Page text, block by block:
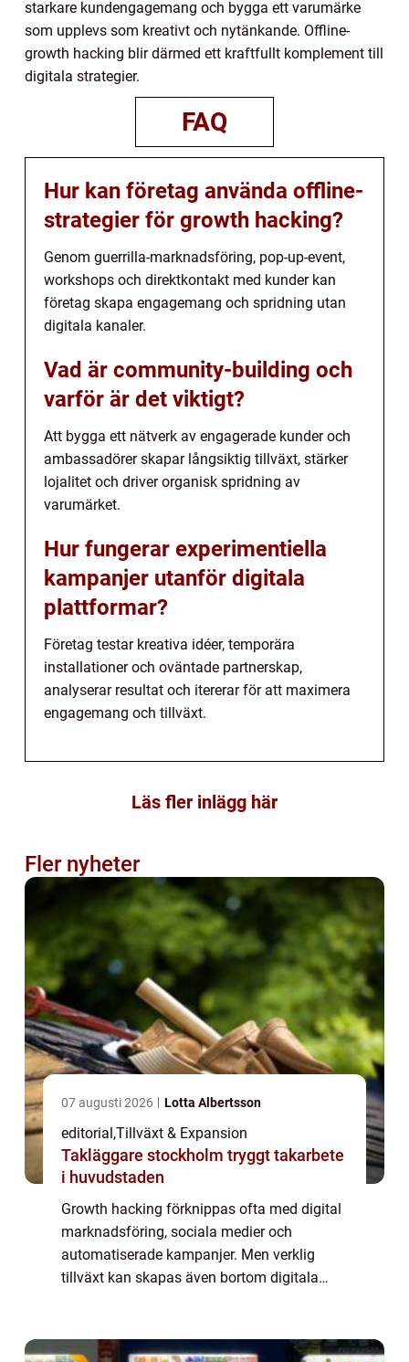
starkare kundengagemang och bygga ett varumärke
som upplevs som kreativt och nytänkande. Offline-
growth hacking blir därmed ett kraftfullt komplement till
digitala strategier.
FAQ
Hur kan företag använda offline-
strategier för growth hacking?
Genom guerrilla-marknadsföring, pop-up-event,
workshops och direktkontakt med kunder kan
företag skapa engagemang och spridning utan
digitala kanaler.
Vad är community-building och
varför är det viktigt?
Att bygga ett nätverk av engagerade kunder och
ambassadörer skapar långsiktig tillväxt, stärker
lojalitet och driver organisk spridning av
varumärket.
Hur fungerar experimentiella
kampanjer utanför digitala
plattformar?
Företag testar kreativa idéer, temporära
installationer och oväntade partnerskap,
analyserar resultat och itererar för att maximera
engagemang och tillväxt.
Läs fler inlägg här
Fler nyheter
07 augusti 2026 Lotta Albertsson
editorial ,Tillväxt & Expansion
Takläggare stockholm tryggt takarbete
i huvudstaden
Growth hacking förknippas ofta med digital
marknadsföring, sociala medier och
automatiserade kampanjer. Men verklig
tillväxt kan skapas även bortom digitala